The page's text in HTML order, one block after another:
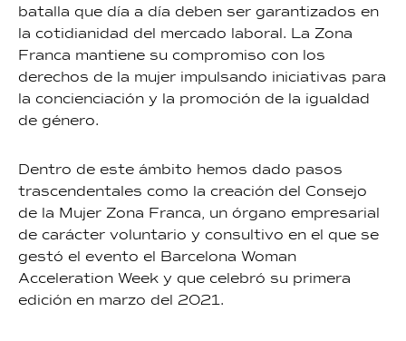
batalla que día a día deben ser garantizados en
la cotidianidad del mercado laboral. La Zona
Franca mantiene su compromiso con los
derechos de la mujer impulsando iniciativas para
la concienciación y la promoción de la igualdad
de género.
Dentro de este ámbito hemos dado pasos
trascendentales como la creación del Consejo
de la Mujer Zona Franca, un órgano empresarial
de carácter voluntario y consultivo en el que se
gestó el evento el Barcelona Woman
Acceleration Week y que celebró su primera
edición en marzo del 2021.